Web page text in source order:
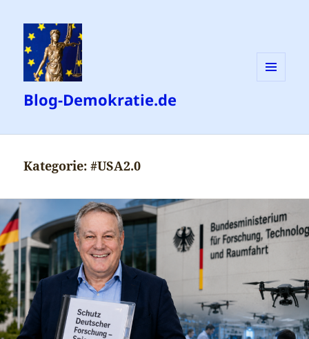
Blog-Demokratie.de
Kategorie:#USA2.0